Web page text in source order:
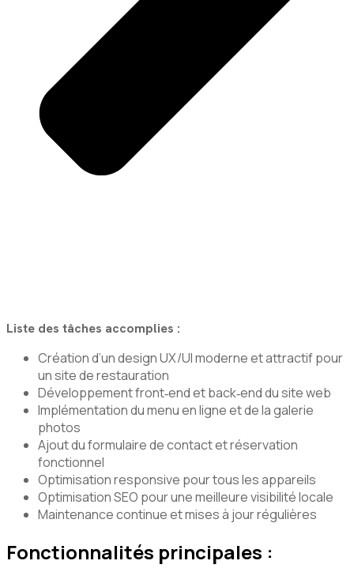
Liste des tâches accomplies :
Création d’un design UX/UI moderne et attractif pour
un site de restauration
Développement front‑end et back‑end du site web
Implémentation du menu en ligne et de la galerie
photos
Ajout du formulaire de contact et réservation
fonctionnel
Optimisation responsive pour tous les appareils
Optimisation SEO pour une meilleure visibilité locale
Maintenance continue et mises à jour régulières
Fonctionnalités principales :